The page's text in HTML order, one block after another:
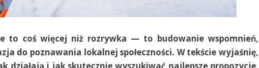
to coś więcej niż rozrywka — to budowanie wspomnień,
do poznawania lokalnej społeczności. W tekście wyjaśnię,